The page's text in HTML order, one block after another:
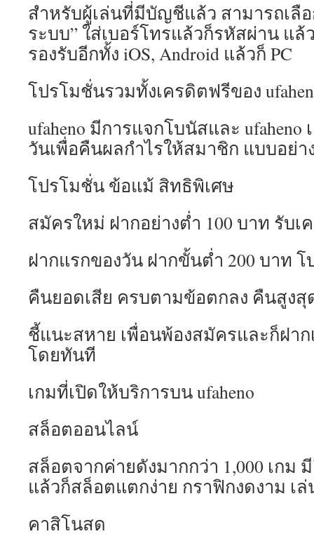
สำหรับผู้เล่นที่มีบัญชีแล้ว สามารถเลือ
ระบบ” ใส่เบอร์โทรแล้วก็รหัสผ่าน แล้
รองรับอีกทั้ง iOS, Android แล้วก็ PC
โปรโมชั่นรวมทั้งเครดิตฟรีของ
ufaheno มีการแจกโบนัสและ ufaheno
วันเพื่อคืนผลกำไรให้สมาชิก แบบอย่
โปรโมชั่น ข้อแม้ สิทธิพิเศษ
สมัครใหม่ ฝากอย่างต่ำ 100 บาท รับเ
ฝากแรกของวัน ฝากขั้นต่ำ 200 บาท โ
คืนยอดเสีย ครบตามข้อตกลง คืนสูงสุ
ชี้แนะสหาย เพื่อนพ้องสมัครและก็ฝา
โดยทันที
เกมที่เปิดให้บริการบน ufaheno
สล็อตออนไลน์
สล็อตจากค่ายดังมากกว่า 1,000 เกม
แล้วก็สล็อตแตกง่าย กราฟิกงดงาม เ
คาสิโนสด